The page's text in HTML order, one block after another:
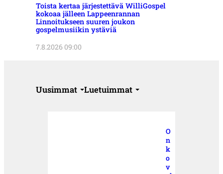
Toista kertaa järjestettävä WilliGospel
kokoaa jälleen Lappeenrannan
Linnoitukseen suuren joukon
gospelmusiikin ystäviä
7.8.2026 09:00
Uusimmat Luetuimmat
O
n
k
o
v